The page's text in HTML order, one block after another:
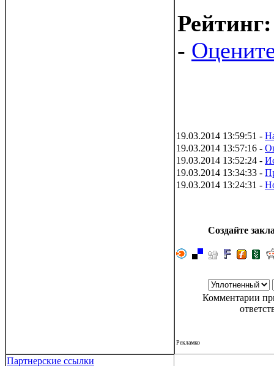
-
19.03.2014 13:59:51 -
19.03.2014 13:57:16 -
19.03.2014 13:52:24 -
19.03.2014 13:34:33 -
19.03.2014 13:24:31 -
Создайте
Комментарии
Рекламко
Партнерские ссылки